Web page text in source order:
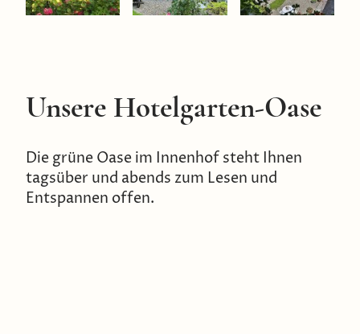
Unsere Hotelgarten-Oase
Die grüne Oase im Innenhof steht Ihnen
tagsüber und abends zum Lesen und
Entspannen offen.